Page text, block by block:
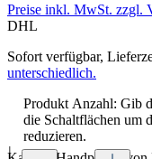
Preise inkl. MwSt. zzgl.
DHL
Sofort verfügbar,
unterschiedlich.
Produkt Anzahl: Gib
die Schaltflächen um
reduzieren.